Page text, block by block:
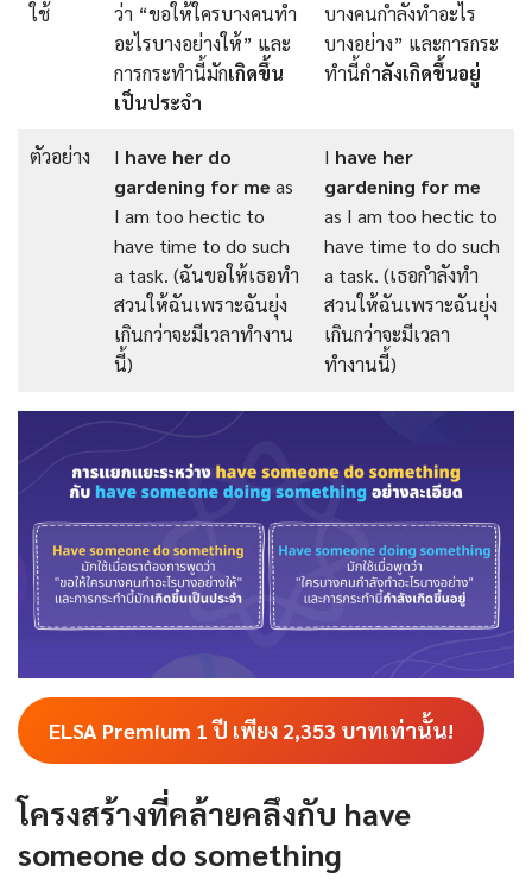
ใช้
ว่า “ขอให้ใครบางคนทำ
อะไรบางอย่างให้” และ
การกระทำนี้มักเกิดขึ้น
เป็นประจำ
บางคนกำลังทำอะไร
บางอย่าง” และการกระ
ทำนี้กำลังเกิดขึ้นอยู่
ตัวอย่าง I have her do
gardening for me as
I am too hectic to
have time to do such
a task. (ฉันขอให้เธอทำ
สวนให้ฉันเพราะฉันยุ่ง
เกินกว่าจะมีเวลาทำงาน
นี้)
I have her
gardening for me
as I am too hectic to
have time to do such
a task. (เธอกำลังทำ
สวนให้ฉันเพราะฉันยุ่ง
เกินกว่าจะมีเวลา
ทำงานนี้)
ELSA Premium 1 ปี เพียง2,353 บาทเท่านั้น!
โครงสร้างที่คล้ายคลึงกับ have
someone do something